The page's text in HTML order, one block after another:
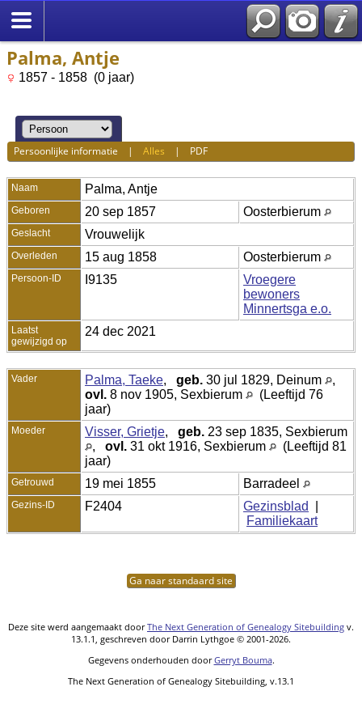
Palma, Antje
1857 - 1858 (0 jaar)
Persoonlijke informatie |Alles | PDF
Naam Palma, Antje
Geboren 20 sep 1857 Oosterbierum
Geslacht Vrouwelijk
Overleden 15 aug 1858 Oosterbierum
Persoon-ID I9135
Vroegere
bewoners
Minnertsga e.o.
Laatst
gewijzigd op
24 dec 2021
Vader Palma, Taeke, geb. 30 jul 1829, Deinum
,
ovl. 8 nov 1905, Sexbierum
(Leeftijd 76
jaar)
Moeder Visser, Grietje, geb. 23 sep 1835, Sexbierum
, ovl. 31 okt 1916, Sexbierum
(Leeftijd 81
jaar)
Getrouwd 19 mei 1855 Barradeel
Gezins-ID F2404 Gezinsblad
Familiekaart
Ga naar standaard site
Deze site werd aangemaakt doorThe Next Generation of Genealogy Sitebuilding v.
13.1.1, geschreven door Darrin Lythgoe © 2001-2026.
Gegevens onderhouden doorGerryt Bouma.
The Next Generation of Genealogy Sitebuilding, v.13.1